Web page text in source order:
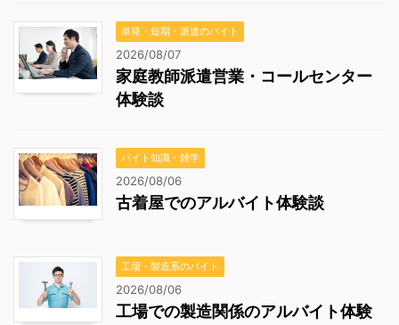
単発・短期・派遣のバイト
2026/08/07
家庭教師派遣営業・コールセンター
体験談
バイト知識・雑学
2026/08/06
古着屋でのアルバイト体験談
工場・製造系のバイト
2026/08/06
工場での製造関係のアルバイト体験